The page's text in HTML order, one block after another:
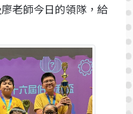
老師今日的領隊，給